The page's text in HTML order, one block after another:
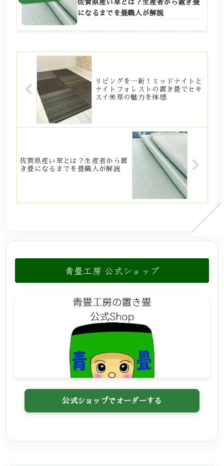
佐賀県産い草とは？生産者から置き畳
になるまでを畳職人が解説
リビングを一新！ミッドナイトと
ナイトフォレストの置き畳でセキ
スイ美草の魅力を体感
佐賀県産い草とは？生産者から置
き畳になるまでを畳職人が解説
青畳工房 公式ショップ
公式ショップでオーダーする